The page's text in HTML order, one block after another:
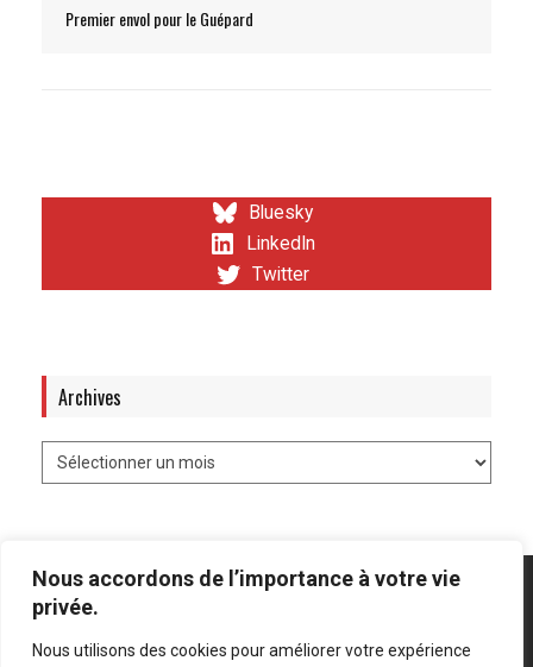
Nous accordons de l’importance à votre vie
privée.
Nous utilisons des cookies pour améliorer votre expérience
Premier envol pour le Guépard
Bluesky
LinkedIn
Twitter
Archives